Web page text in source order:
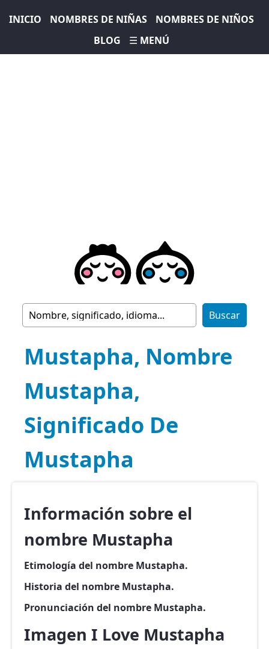
INICIO NOMBRES DE NIÑAS
NOMBRES DE NIÑOS
BLOG
☰ MENÚ
Mustapha, Nombre
Mustapha,
Significado De
Mustapha
Información sobre el
nombre Mustapha
Etimología del nombre Mustapha.
Historia del nombre Mustapha.
Pronunciación del nombre Mustapha.
Imagen I Love Mustapha